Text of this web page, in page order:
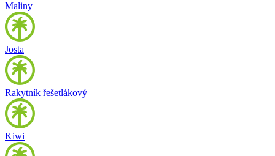
Maliny
Josta
Rakytník řešetlákový
Kiwi